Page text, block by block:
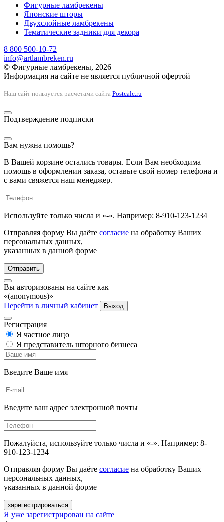
Фигурные ламбрекены
Японские шторы
Двухслойные ламбрекены
Тематические задники для декора
8 800 500-10-72
info@artlambreken.ru
© Фигурные ламбрекены, 2026
Информация на сайте не является публичной офертой
Наш сайт пользуется расчетами сайта Postcalc.ru
Подтверждение подписки
Вам нужна помощь?
В Вашей корзине остались товары. Если Вам необходима
помощь в оформлении заказа, оставьте свой номер телефона и
с вами свяжется наш менеджер.
Используйте только числа и «-». Например: 8-910-123-1234
Отправляя форму Вы даёте согласие на обработку Ваших
персональных данных,
указанных в данной форме
Отправить
Вы авторизованы на сайте как
«(anonymous)»
Перейти в личный кабинет
Выход
Регистрация
Я частное лицо
Я представитель шторного бизнеса
Введите Ваше имя
Введите ваш адрес электронной почты
Пожалуйста, используйте только числа и «-». Например: 8-
910-123-1234
Отправляя форму Вы даёте согласие на обработку Ваших
персональных данных,
указанных в данной форме
зарегистрироваться
Я уже зарегистрирован на сайте